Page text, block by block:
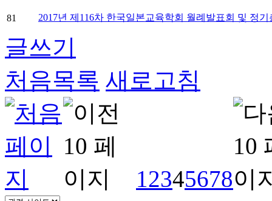
81 2017년 제116차 한국일본교육학회 월례발표회 및 정
글쓰기
처음목록 새로고침
12345678